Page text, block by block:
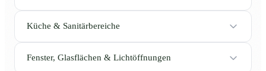
Küche & Sanitärbereiche
Fenster, Glasflächen & Lichtöffnungen